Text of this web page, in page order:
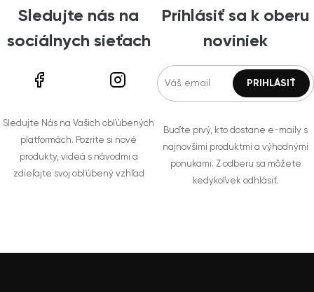
Sledujte nás na
sociálnych sieťach
Sledujte Nás na Vašich obľúbených
platformách. Pozrite si nové
produkty, videá s návodmi a
zdieľajte svoj obľúbený vzhľad
Prihlásiť sa k oberu
noviniek
Buďte prvý, kto dostane e-maily s
najnovšími produktmi a výhodnými
ponukami. Z odberu sa môžete
kedykoľvek odhlásiť.